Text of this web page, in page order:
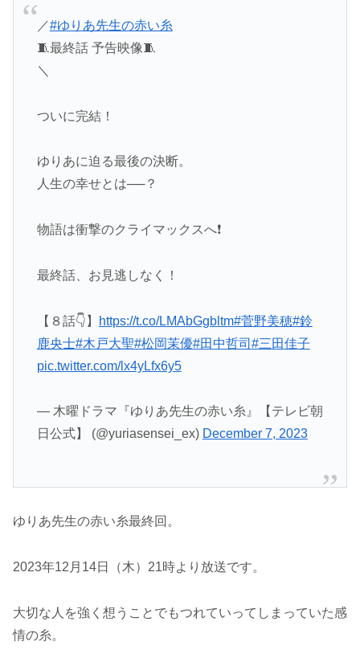
／#ゆりあ先生の赤い糸
🧵最終話 予告映像🧵
＼
ついに完結！
ゆりあに迫る最後の決断。
人生の幸せとは──？
物語は衝撃のクライマックスへ❗️
最終話、お見逃しなく！
【８話👇】 https://t.co/LMAbGgbltm#菅野美穂#鈴
鹿央士#木戸大聖#松岡茉優#田中哲司 #三田佳子
pic.twitter.com/lx4yLfx6y5
— 木曜ドラマ『ゆりあ先生の赤い糸』【テレビ朝
日公式】 (@yuriasensei_ex) December 7, 2023
ゆりあ先生の赤い糸最終回。
2023年12月14日（木）21時より放送です。
大切な人を強く想うことでもつれていってしまっていた感
情の糸。